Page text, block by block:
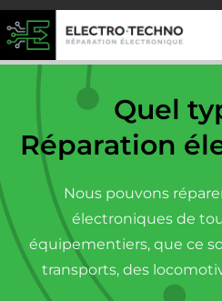
Quel
Réparation
Nous pouvons
électroniques de
équipementiers, que ce
transports, des